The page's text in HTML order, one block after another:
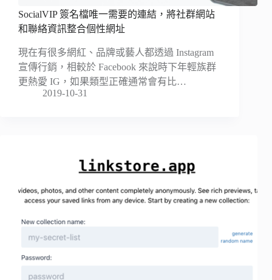
SocialVIP 簽名檔唯一需要的連結，將社群網站
和聯絡資訊整合個性網址
現在有很多網紅、品牌或藝人都透過 Instagram
宣傳行銷，相較於 Facebook 來說時下年輕族群
更熱愛 IG，如果類型正確通常會有比…
2019-10-31